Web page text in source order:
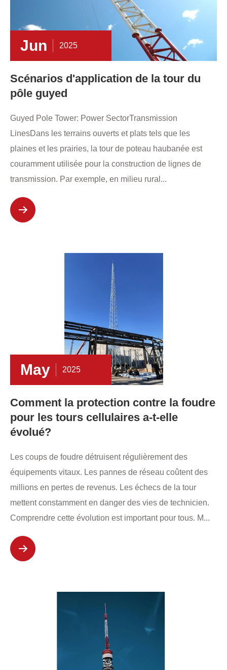
Jun 2025
Scénarios d'application de la tour du
pôle guyed
Guyed Pole Tower: Power SectorTransmission
LinesDans les terrains ouverts et plats tels que les
plaines et les prairies, la tour de poteau haubanée est
couramment utilisée pour la construction de lignes de
transmission. Par exemple, en milieu rural...
May 2025
Comment la protection contre la foudre
pour les tours cellulaires a-t-elle
évolué?
Les coups de foudre détruisent régulièrement des
équipements vitaux. Les pannes de réseau coûtent des
millions en pertes de revenus. Les échecs de la tour
mettent constamment en danger des vies de technicien.
Comprendre cette évolution est important pour tous. M...